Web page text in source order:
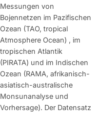
Messungen von
Bojennetzen im Pazifischen
Ozean (TAO, tropical
Atmosphere Ocean) , im
tropischen Atlantik
(PIRATA) und im Indischen
Ozean (RAMA, afrikanisch-
asiatisch-australische
Monsunanalyse und
Vorhersage). Der Datensatz